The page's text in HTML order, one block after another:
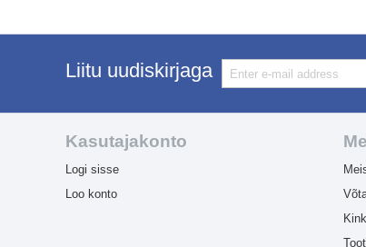
Liitu uudiskirjaga
Kasutajakonto
Logi sisse
Loo konto